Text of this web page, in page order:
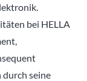
bei HELLA
seine